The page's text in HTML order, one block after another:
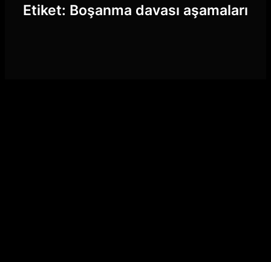
Etiket: Boşanma davası aşamaları